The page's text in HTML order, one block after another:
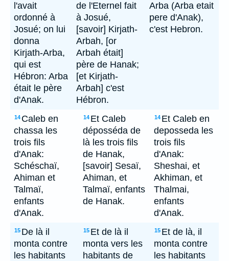
l'avait
ordonné à
Josué; on lui
donna
Kirjath-Arba,
qui est
Hébron: Arba
était le père
d'Anak.
de l'Eternel fait
à Josué,
[savoir] Kirjath-
Arbah, [or
Arbah était]
père de Hanak;
[et Kirjath-
Arbah] c'est
Hébron.
Arba (Arba etait
pere d'Anak),
c'est Hebron.
14 Caleb en
chassa les
trois fils
d'Anak:
Schéschaï,
Ahiman et
Talmaï,
enfants
d'Anak.
14 Et Caleb
déposséda de
là les trois fils
de Hanak,
[savoir] Sesaï,
Ahiman, et
Talmaï, enfants
de Hanak.
14 Et Caleb en
deposseda les
trois fils
d'Anak:
Sheshai, et
Akhiman, et
Thalmai,
enfants
d'Anak.
15 De là il
monta contre
les habitants
15 Et de là il
monta vers les
habitants de
15 Et de là, il
monta contre
les habitants